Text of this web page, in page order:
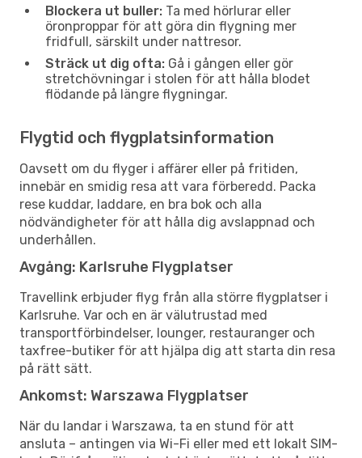
Blockera ut buller: Ta med hörlurar eller
öronproppar för att göra din flygning mer
fridfull, särskilt under nattresor.
Sträck ut dig ofta: Gå i gången eller gör
stretchövningar i stolen för att hålla blodet
flödande på längre flygningar.
Flygtid och flygplatsinformation
Oavsett om du flyger i affärer eller på fritiden,
innebär en smidig resa att vara förberedd. Packa
rese kuddar, laddare, en bra bok och alla
nödvändigheter för att hålla dig avslappnad och
underhållen.
Avgång: Karlsruhe Flygplatser
Travellink erbjuder flyg från alla större flygplatser i
Karlsruhe. Var och en är välutrustad med
transportförbindelser, lounger, restauranger och
taxfree-butiker för att hjälpa dig att starta din resa
på rätt sätt.
Ankomst: Warszawa Flygplatser
När du landar i Warszawa, ta en stund för att
ansluta – antingen via Wi-Fi eller med ett lokalt SIM-